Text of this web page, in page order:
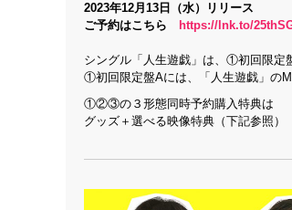
2023年12月13日（水）リリース
ご予約はこちら
https://lnk.to/
シングル「人生遊戯」は、①初回
①初回限定盤Aには、「人生遊戯」の
①②③の３形態同時予約購入特典は
グッズ＋選べる映像特典（下記参照）